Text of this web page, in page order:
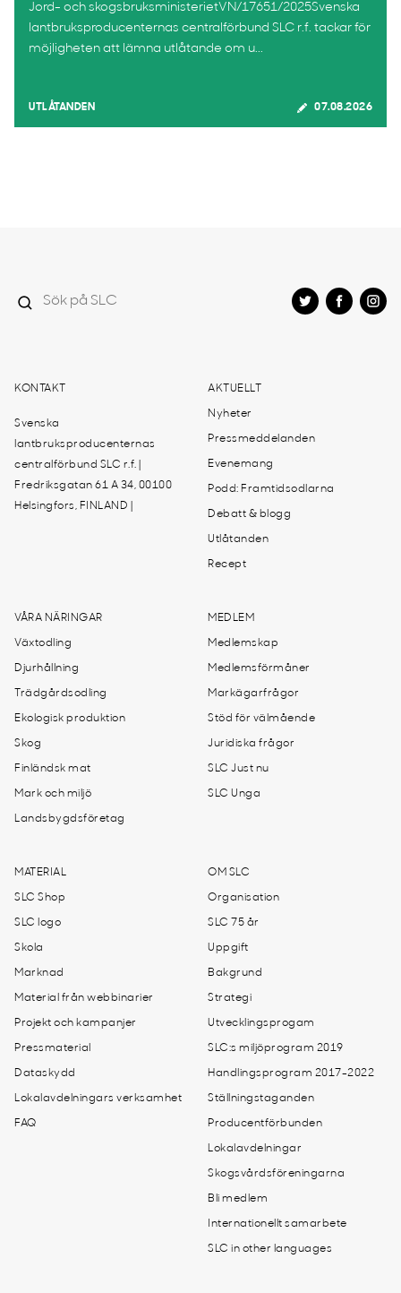
Jord- och skogsbruksministerietVN/17651/2025Svenska
lantbruksproducenternas centralförbund SLC r.f. tackar för
möjligheten att lämna utlåtande om u...
UTLÅTANDEN 07.08.2026
KONTAKT
Svenska
lantbruksproducenternas
centralförbund SLC r.f. |
Fredriksgatan 61 A 34, 00100
Helsingfors, FINLAND |
AKTUELLT
Nyheter
Pressmeddelanden
Evenemang
Podd: Framtidsodlarna
Debatt & blogg
Utlåtanden
Recept
VÅRA NÄRINGAR
Växtodling
Djurhållning
Trädgårdsodling
Ekologisk produktion
Skog
Finländsk mat
Mark och miljö
Landsbygdsföretag
MEDLEM
Medlemskap
Medlemsförmåner
Markägarfrågor
Stöd för välmående
Juridiska frågor
SLC Just nu
SLC Unga
MATERIAL
SLC Shop
SLC logo
Skola
Marknad
Material från webbinarier
Projekt och kampanjer
Pressmaterial
Dataskydd
Lokalavdelningars verksamhet
FAQ
OM SLC
Organisation
SLC 75 år
Uppgift
Bakgrund
Strategi
Utvecklingsprogam
SLC:s miljöprogram 2019
Handlingsprogram 2017-2022
Ställningstaganden
Producentförbunden
Lokalavdelningar
Skogsvårdsföreningarna
Bli medlem
Internationellt samarbete
SLC in other languages